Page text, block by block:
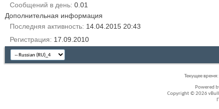
Сообщений в день 0.01
Дополнительная информация
Последняя активность 14.04.2015 20:43
Регистрация
17.09.2010
Текущее время:
Powered
Copyright © 2026